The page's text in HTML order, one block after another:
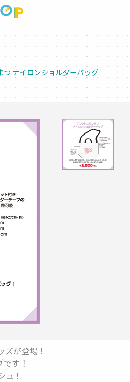
つ ナイロンショルダーバッグ
が登場！
す！
ュ！